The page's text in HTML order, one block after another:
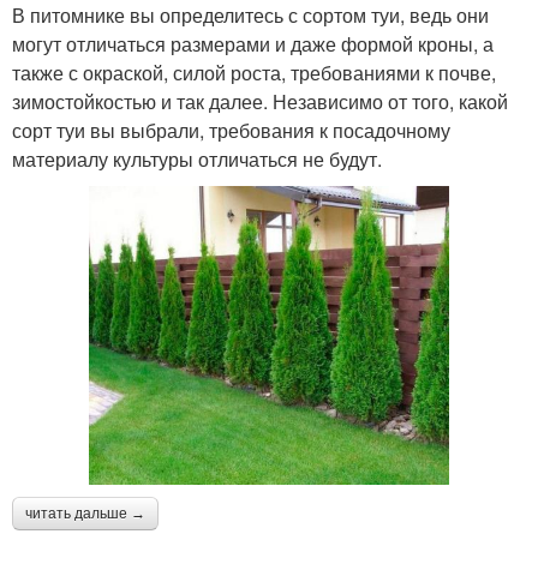
В питомнике вы определитесь с сортом туи, ведь они
могут отличаться размерами и даже формой кроны, а
также с окраской, силой роста, требованиями к почве,
зимостойкостью и так далее. Независимо от того, какой
сорт туи вы выбрали, требования к посадочному
материалу культуры отличаться не будут.
читать дальше →